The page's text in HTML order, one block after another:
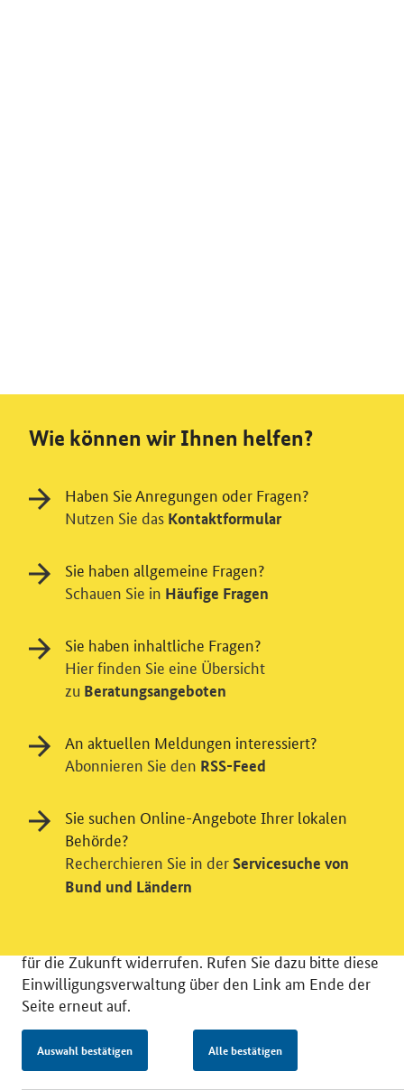
© 2026 Bundesministerium für Wirtschaft und Energie
RSS
Benutzerhinweise
Inhaltsverzeichnis
Einwilligung in Tracking und / oder
Videodienst
Wir bitten Sie an dieser Stelle um Ihre Einwilligung für
möchten die Nutzeraktivität mit Hilfe
datenschutzfreundlicher Statistiken verstehen, um
unsere Öffentlichkeitsarbeit zu verbessern. Zusätzlich
können Sie in die Nutzung eines Videodienstes
einwilligen. Nähere Informationen zu allen Diensten
für die Zukunft widerrufen. Rufen Sie dazu bitte diese
Einwilligungsverwaltung über den Link am Ende der
Seite erneut auf.
Auswahl bestätigen Alle bestätigen
Wie können wir Ihnen helfen?
Haben Sie Anregungen oder Fragen?
Nutzen Sie das Kontaktformular
Sie haben allgemeine Fragen?
Schauen Sie in Häufige Fragen
Sie haben inhaltliche Fragen?
Hier finden Sie eine Übersicht
zu Beratungsangeboten
An aktuellen Meldungen interessiert?
Abonnieren Sie den RSS-Feed
Sie suchen Online-Angebote Ihrer lokalen
Behörde?
Recherchieren Sie in der Servicesuche von
Bund und Ländern